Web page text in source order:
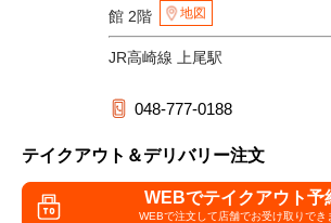
館 2階
地図
JR高崎線 上尾駅
048-777-0188
テイクアウト＆デリバリー注文
WEBでテイクアウト予
WEBで注文して店舗でお受け取りでき